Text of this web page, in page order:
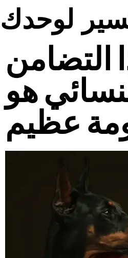
لوحدك
التضامن
هو
عظيم